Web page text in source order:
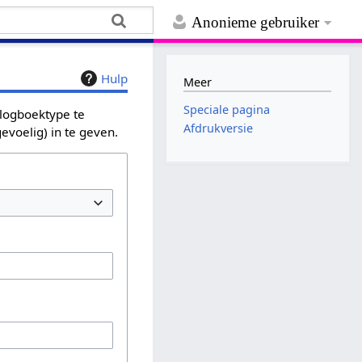
Anonieme gebruiker
Hulp
te
in te geven.
Meer
Speciale pagina
Afdrukversie